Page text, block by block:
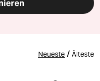
Neueste / Älteste